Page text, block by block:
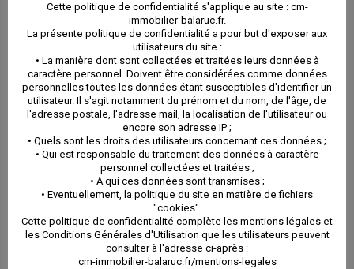
attention, à ne pas confondre avec le pouvoir, son
utilité est bien plus importante, le copropriétaire sera
considéré comme présent et non représenté, les
décisions prises sur le bulletin seront fermement
appliquées, comme un vrai bulletin de vote il ne doit
comporter aucunes traces écrites (remarques,
phrases…), il suffira de rayer les mentions inutiles, si le
copropriétaires ne raye aucune mention, il sera
considéré comme absent à la résolution en question.
Cette politique de confidentialité s'applique au site : cm-
immobilier-balaruc.fr.
La présente politique de confidentialité a pour but d'exposer aux
utilisateurs du site :
• La manière dont sont collectées et traitées leurs données à
caractère personnel. Doivent être considérées comme données
personnelles toutes les données étant susceptibles d'identifier un
utilisateur. Il s'agit notamment du prénom et du nom, de l'âge, de
l'adresse postale, l'adresse mail, la localisation de l'utilisateur ou
encore son adresse IP ;
• Quels sont les droits des utilisateurs concernant ces données ;
• Qui est responsable du traitement des données à caractère
personnel collectées et traitées ;
• A qui ces données sont transmises ;
• Eventuellement, la politique du site en matière de fichiers
"cookies".
Cette politique de confidentialité complète les mentions légales et
les Conditions Générales d'Utilisation que les utilisateurs peuvent
consulter à l'adresse ci-après :
cm-immobilier-balaruc.fr/mentions-legales